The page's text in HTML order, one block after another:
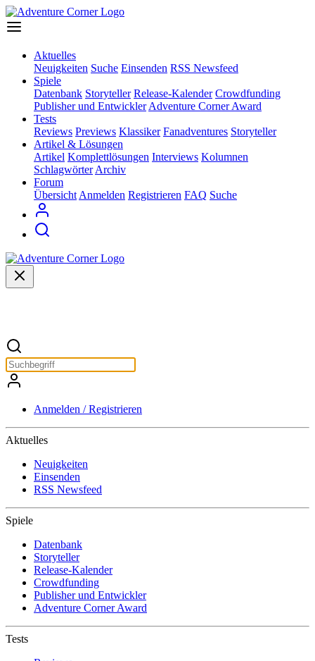
Aktuelles
Neuigkeiten Suche Einsenden RSS Newsfeed
Spiele
Datenbank Storyteller Release-Kalender Crowdfunding
Publisher und Entwickler Adventure Corner Award
Tests
Reviews Previews Klassiker Fanadventures Storyteller
Artikel & Lösungen
Artikel Komplettlösungen Interviews Kolumnen
Schlagwörter Archiv
Forum
Übersicht Anmelden Registrieren FAQ Suche
Anmelden / Registrieren
Aktuelles
Neuigkeiten
Einsenden
RSS Newsfeed
Spiele
Datenbank
Storyteller
Release-Kalender
Crowdfunding
Publisher und Entwickler
Adventure Corner Award
Tests